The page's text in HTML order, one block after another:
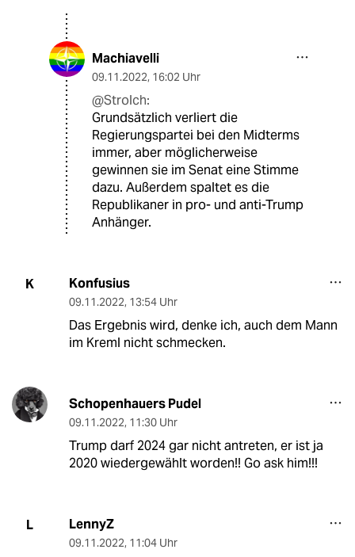
Machiavelli
09.11.2022, 16:02 Uhr
@Strolch:
Grundsätzlich verliert die
Regierungspartei bei den Midterms
immer, aber möglicherweise
gewinnen sie im Senat eine Stimme
dazu. Außerdem spaltet es die
Republikaner in pro- und anti-Trump
Anhänger.
K Konfusius
09.11.2022, 13:54 Uhr
Das Ergebnis wird, denke ich, auch dem Mann
im Kreml nicht schmecken.
Schopenhauers Pudel
09.11.2022, 11:30 Uhr
Trump darf 2024 gar nicht antreten, er ist ja
2020 wiedergewählt worden!! Go ask him!!!
L LennyZ
09.11.2022, 11:04 Uhr